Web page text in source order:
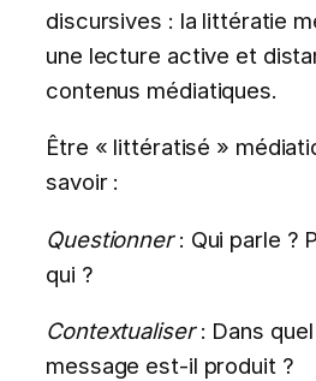
discursives : la littératie
une lecture active et
contenus médiatiques.
Être « littératisé »
savoir :
Questionner: Qui parle ?
qui ?
Contextualiser: Dans
message est-il produit ?